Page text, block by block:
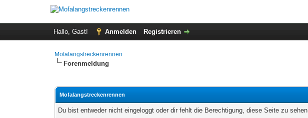
Hallo, Gast! Anmelden Registrieren
Mofalangstreckenrennen
Forenmeldung
Mofalangstreckenrennen
Du bist entweder nicht eingeloggt oder dir fehlt die Berechtigung, diese Seite zu